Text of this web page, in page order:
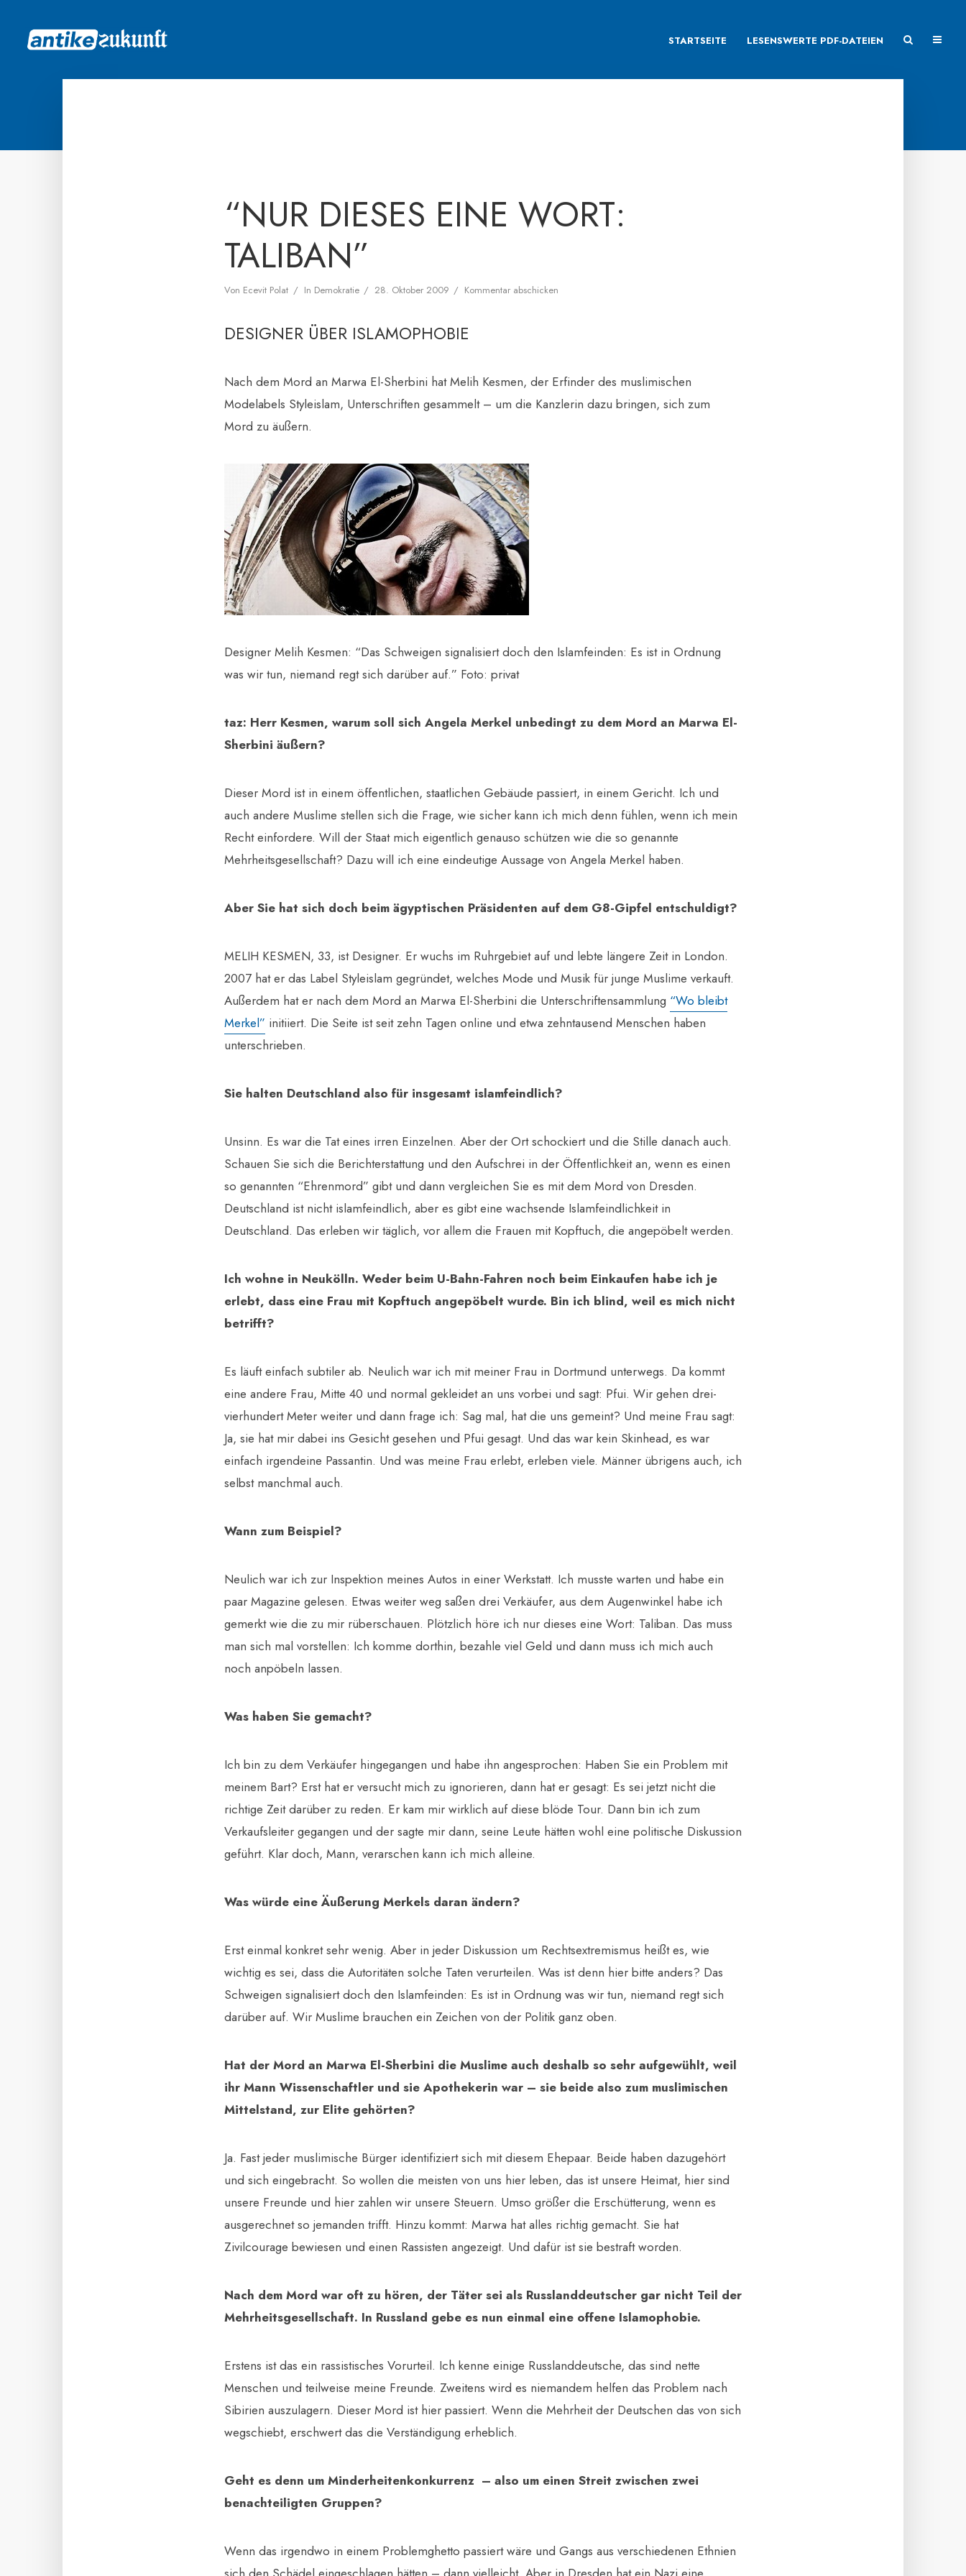
STARTSEITE LESENSWERTE PDF-DATEIEN
“NUR DIESES EINE WORT:
TALIBAN”
Von Ecevit Polat In Demokratie 28. Oktober 2009 Kommentar abschicken
DESIGNER ÜBER ISLAMOPHOBIE
Nach dem Mord an Marwa El-Sherbini hat Melih Kesmen, der Erfinder des muslimischen
Modelabels Styleislam, Unterschriften gesammelt – um die Kanzlerin dazu bringen, sich zum
Mord zu äußern.
Designer Melih Kesmen: “Das Schweigen signalisiert doch den Islamfeinden: Es ist in Ordnung
was wir tun, niemand regt sich darüber auf.” Foto: privat
taz: Herr Kesmen, warum soll sich Angela Merkel unbedingt zu dem Mord an Marwa El-
Sherbini äußern?
Dieser Mord ist in einem öffentlichen, staatlichen Gebäude passiert, in einem Gericht. Ich und
auch andere Muslime stellen sich die Frage, wie sicher kann ich mich denn fühlen, wenn ich mein
Recht einfordere. Will der Staat mich eigentlich genauso schützen wie die so genannte
Mehrheitsgesellschaft? Dazu will ich eine eindeutige Aussage von Angela Merkel haben.
Aber Sie hat sich doch beim ägyptischen Präsidenten auf dem G8-Gipfel entschuldigt?
MELIH KESMEN, 33, ist Designer. Er wuchs im Ruhrgebiet auf und lebte längere Zeit in London.
2007 hat er das Label Styleislam gegründet, welches Mode und Musik für junge Muslime verkauft.
Außerdem hat er nach dem Mord an Marwa El-Sherbini die Unterschriftensammlung “Wo bleibt
Merkel” initiiert. Die Seite ist seit zehn Tagen online und etwa zehntausend Menschen haben
unterschrieben.
Sie halten Deutschland also für insgesamt islamfeindlich?
Unsinn. Es war die Tat eines irren Einzelnen. Aber der Ort schockiert und die Stille danach auch.
Schauen Sie sich die Berichterstattung und den Aufschrei in der Öffentlichkeit an, wenn es einen
so genannten “Ehrenmord” gibt und dann vergleichen Sie es mit dem Mord von Dresden.
Deutschland ist nicht islamfeindlich, aber es gibt eine wachsende Islamfeindlichkeit in
Deutschland. Das erleben wir täglich, vor allem die Frauen mit Kopftuch, die angepöbelt werden.
Ich wohne in Neukölln. Weder beim U-Bahn-Fahren noch beim Einkaufen habe ich je
erlebt, dass eine Frau mit Kopftuch angepöbelt wurde. Bin ich blind, weil es mich nicht
betrifft?
Es läuft einfach subtiler ab. Neulich war ich mit meiner Frau in Dortmund unterwegs. Da kommt
eine andere Frau, Mitte 40 und normal gekleidet an uns vorbei und sagt: Pfui. Wir gehen drei-
vierhundert Meter weiter und dann frage ich: Sag mal, hat die uns gemeint? Und meine Frau sagt:
Ja, sie hat mir dabei ins Gesicht gesehen und Pfui gesagt. Und das war kein Skinhead, es war
einfach irgendeine Passantin. Und was meine Frau erlebt, erleben viele. Männer übrigens auch, ich
selbst manchmal auch.
Wann zum Beispiel?
Neulich war ich zur Inspektion meines Autos in einer Werkstatt. Ich musste warten und habe ein
paar Magazine gelesen. Etwas weiter weg saßen drei Verkäufer, aus dem Augenwinkel habe ich
gemerkt wie die zu mir rüberschauen. Plötzlich höre ich nur dieses eine Wort: Taliban. Das muss
man sich mal vorstellen: Ich komme dorthin, bezahle viel Geld und dann muss ich mich auch
noch anpöbeln lassen.
Was haben Sie gemacht?
Ich bin zu dem Verkäufer hingegangen und habe ihn angesprochen: Haben Sie ein Problem mit
meinem Bart? Erst hat er versucht mich zu ignorieren, dann hat er gesagt: Es sei jetzt nicht die
richtige Zeit darüber zu reden. Er kam mir wirklich auf diese blöde Tour. Dann bin ich zum
Verkaufsleiter gegangen und der sagte mir dann, seine Leute hätten wohl eine politische Diskussion
geführt. Klar doch, Mann, verarschen kann ich mich alleine.
Was würde eine Äußerung Merkels daran ändern?
Erst einmal konkret sehr wenig. Aber in jeder Diskussion um Rechtsextremismus heißt es, wie
wichtig es sei, dass die Autoritäten solche Taten verurteilen. Was ist denn hier bitte anders? Das
Schweigen signalisiert doch den Islamfeinden: Es ist in Ordnung was wir tun, niemand regt sich
darüber auf. Wir Muslime brauchen ein Zeichen von der Politik ganz oben.
Hat der Mord an Marwa El-Sherbini die Muslime auch deshalb so sehr aufgewühlt, weil
ihr Mann Wissenschaftler und sie Apothekerin war – sie beide also zum muslimischen
Mittelstand, zur Elite gehörten?
Ja. Fast jeder muslimische Bürger identifiziert sich mit diesem Ehepaar. Beide haben dazugehört
und sich eingebracht. So wollen die meisten von uns hier leben, das ist unsere Heimat, hier sind
unsere Freunde und hier zahlen wir unsere Steuern. Umso größer die Erschütterung, wenn es
ausgerechnet so jemanden trifft. Hinzu kommt: Marwa hat alles richtig gemacht. Sie hat
Zivilcourage bewiesen und einen Rassisten angezeigt. Und dafür ist sie bestraft worden.
Nach dem Mord war oft zu hören, der Täter sei als Russlanddeutscher gar nicht Teil der
Mehrheitsgesellschaft. In Russland gebe es nun einmal eine offene Islamophobie.
Erstens ist das ein rassistisches Vorurteil. Ich kenne einige Russlanddeutsche, das sind nette
Menschen und teilweise meine Freunde. Zweitens wird es niemandem helfen das Problem nach
Sibirien auszulagern. Dieser Mord ist hier passiert. Wenn die Mehrheit der Deutschen das von sich
wegschiebt, erschwert das die Verständigung erheblich.
Geht es denn um Minderheitenkonkurrenz – also um einen Streit zwischen zwei
benachteiligten Gruppen?
Wenn das irgendwo in einem Problemghetto passiert wäre und Gangs aus verschiedenen Ethnien